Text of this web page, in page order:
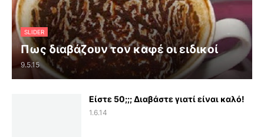
SLIDER
Πως διαβάζουν τον καφέ οι ειδικοί
9.5.15
Είστε 50;;; Διαβάστε γιατί είναι καλό!
1.6.14